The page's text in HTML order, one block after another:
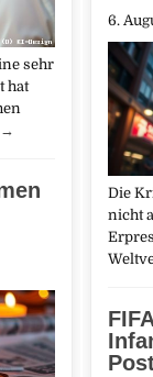
6.
Die
nicht
sehr
hat
→